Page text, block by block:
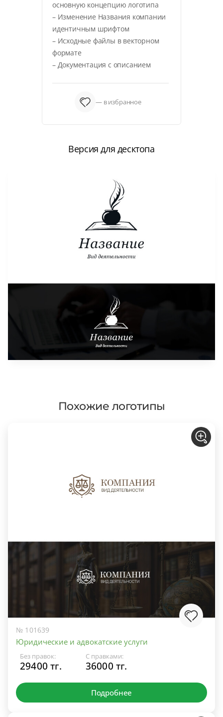
основную концепцию логотипа
– Изменение Названия компании
идентичным шрифтом
– Исходные файлы в векторном
формате
– Документация с описанием
— в избранное
Версия для десктопа
Похожие логотипы
№ 101639
Юридические и адвокатские услуги
Без правок:
29400 тг.
С правками:
36000 тг.
Подробнее